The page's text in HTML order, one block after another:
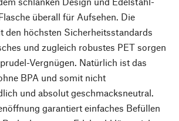
überall für Aufsehen. Die
den höchsten Sicherheitsstandards
und zugleich robustes PET sorgen
Vergnügen. Natürlich ist das
BPA und somit nicht
und absolut geschmacksneutral.
garantiert einfaches Befüllen